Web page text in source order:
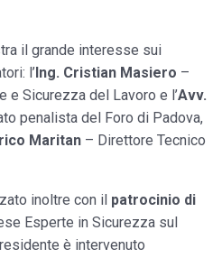
il grande interesse sui
l’Ing. Cristian Masiero –
e Sicurezza del Lavoro e l’Avv.
penalista del Foro di Padova,
Maritan – Direttore Tecnico
inoltre con il patrocinio di
Esperte in Sicurezza sul
è intervenuto